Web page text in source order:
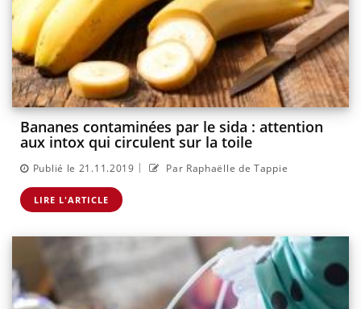
Bananes contaminées par le sida : attention
aux intox qui circulent sur la toile
Publié le 21.11.2019 | Par Raphaëlle de Tappie
LIRE L'ARTICLE